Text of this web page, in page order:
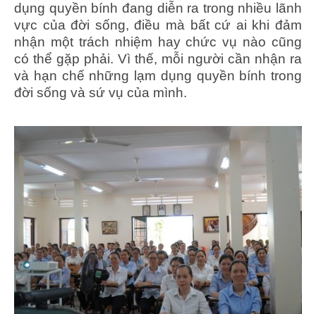
dụng quyền bính đang diễn ra trong nhiều lãnh
vực của đời sống, điều mà bất cứ ai khi đảm
nhận một trách nhiệm hay chức vụ nào cũng
có thể gặp phải. Vì thế, mỗi người cần nhận ra
và hạn chế những lạm dụng quyền bính trong
đời sống và sứ vụ của mình.